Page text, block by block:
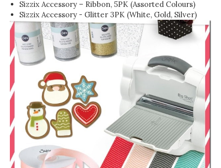
Sizzix Accessory – Ribbon, 5PK (Assorted Colours)
Sizzix Accessory - Glitter 3PK (White, Gold, Silver)